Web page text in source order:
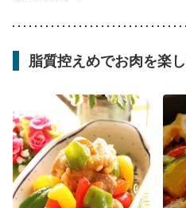
脂質控えめでお肉を楽